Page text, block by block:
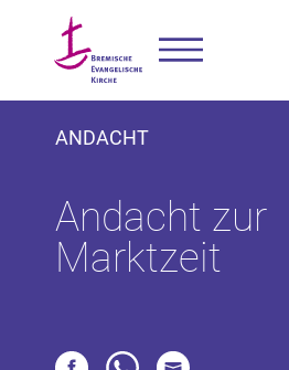
ANDACHT
Andacht zur
Marktzeit